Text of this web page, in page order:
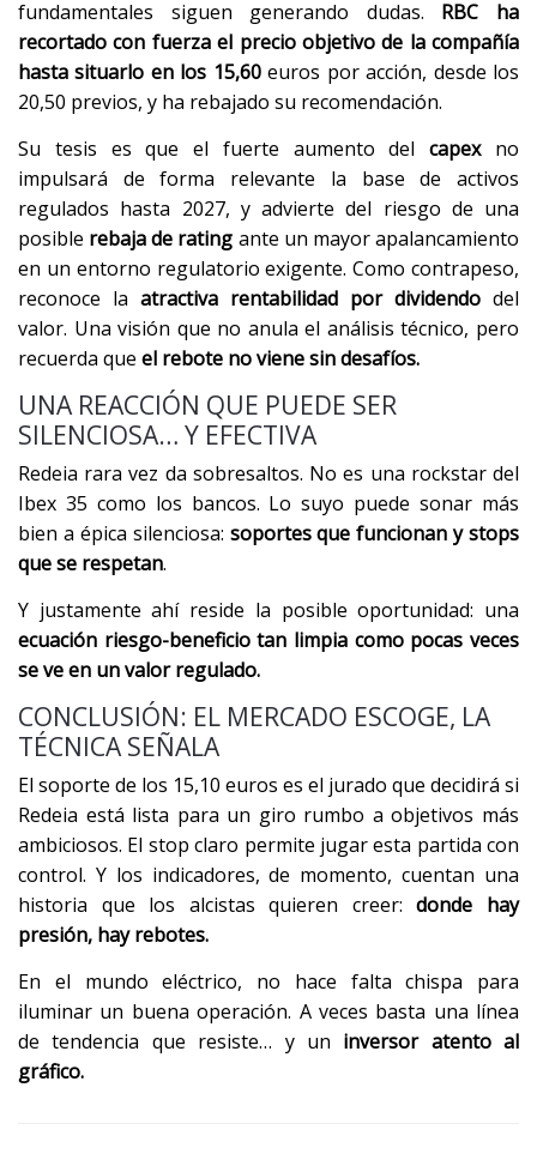
fundamentales siguen generando dudas. RBC ha
recortado con fuerza el precio objetivo de la compañía
hasta situarlo en los 15,60euros por acción, desde los
20,50 previos, y ha rebajado su recomendación.
Su tesis es que el fuerte aumento delcapexno
impulsará de forma relevante la base de activos
regulados hasta 2027, y advierte del riesgo de una
posible rebaja de rating ante un mayor apalancamiento
en un entorno regulatorio exigente. Como contrapeso,
reconoce la atractiva rentabilidad por dividendo del
valor. Una visión que no anula el análisis técnico, pero
recuerda que el rebote no viene sin desafíos.
UNA REACCIÓN QUE PUEDE SER
SILENCIOSA… Y EFECTIVA
Redeia rara vez da sobresaltos. No es una rockstar del
Ibex 35 como los bancos. Lo suyo puede sonar más
bien a épica silenciosa: soportes que funcionan y stops
que se respetan.
Y justamente ahí reside la posible oportunidad: una
ecuación riesgo-beneficio tan limpia como pocas veces
se ve en un valor regulado.
CONCLUSIÓN: EL MERCADO ESCOGE, LA
TÉCNICA SEÑALA
El soporte de los 15,10 euros es el jurado que decidirá si
Redeia está lista para un giro rumbo a objetivos más
ambiciosos. El stop claro permite jugar esta partida con
control. Y los indicadores, de momento, cuentan una
historia que los alcistas quieren creer:donde hay
presión, hay rebotes.
En el mundo eléctrico, no hace falta chispa para
iluminar un buena operación. A veces basta una línea
de tendencia que resiste… y un inversor atento al
gráfico.